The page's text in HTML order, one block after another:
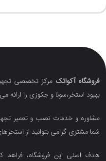
فروشگاه آکواتک مرکز تخصصی
بهبود استخر،سونا و جکوزی را ارائه
مشاوره و خدمات نصب و تعمیر
شما مشتری گرامی بتوانید از
هدف اصلی این فروشگاه‌،